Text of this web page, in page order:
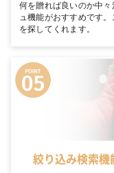
何を贈れば良いのか中
ュ機能がおすすめです
を探してくれます。
絞り込み検索